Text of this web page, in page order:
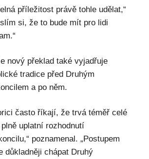
příležitost právě tohle udělat,“
si, že to bude mít pro lidi
nový překlad také vyjadřuje
tradice před Druhým
a po něm.
často říkají, že trvá téměř celé
uplatní rozhodnutí
poznamenal. „Postupem
důkladněji chápat Druhý